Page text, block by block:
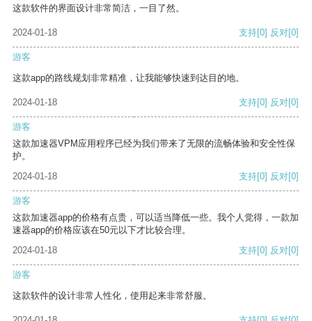
这款软件的界面设计非常简洁，一目了然。
2024-01-18 支持[0] 反对[0]
游客
这款app的路线规划非常精准，让我能够快速到达目的地。
2024-01-18 支持[0] 反对[0]
游客
这款加速器VPM应用程序已经为我们带来了无限的流畅体验和安全性保
护。
2024-01-18
支持[0] 反对[0]
游客
这款加速器app的价格有点贵，可以适当降低一些。我个人觉得，一款加
速器app的价格应该在50元以下才比较合理。
2024-01-18
支持[0] 反对[0]
游客
这款软件的设计非常人性化，使用起来非常舒服。